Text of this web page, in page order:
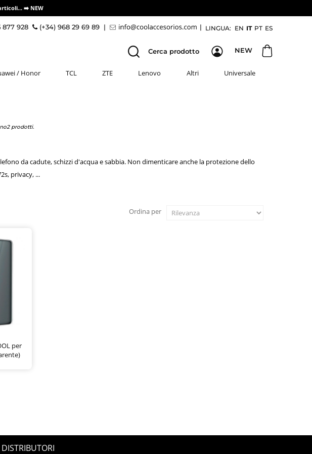
➡️ NEW
LINGUA: EN IT PT ES
877 928 (+34) 968 29 69 89 | |
NEW
Cerca prodotto
/ Honor TCL ZTE Lenovo Altri Universale
prodotti.
da cadute, schizzi d'acqua e sabbia. Non dimenticare anche la protezione dello
privacy, ...
Ordina per
per